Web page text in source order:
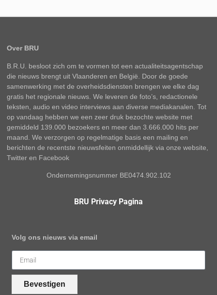
Over BRU
B.R.U. besloot zich om te vormen tot een actualiteitsagentschap
die nieuws brengt uit Vlaanderen en België. Door de goede
samenwerking met de overheidsdiensten brengen we elke dag
gratis het regionale nieuws. We leveren de foto’s, redactionele
teksten, audio en video interviews aan diverse mediakanalen. Tot
op vandaag hebben we een zeer druk bezochte website met
gemiddeld 139.000 bezoekers en meer dan 3.666.000 hits per
maand. We verzorgen op regelmatige basis een mailing en
berichten de recentste nieuwsfeiten onmiddellijk via onze website,
Twitter en Facebook
Ondernemingsnummer BE0474.902.102
BRU Privacy Pagina
Volg ons nieuws via email
Bevestigen